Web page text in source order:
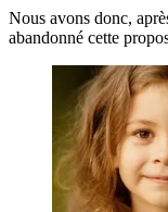
Nous avons donc,
abandonné cette